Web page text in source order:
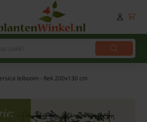
leiboom - Rek 200x130 cm